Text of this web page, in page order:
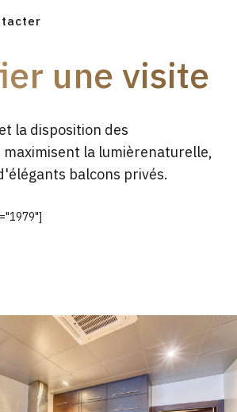
une visite
la disposition des
la lumièrenaturelle,
balcons privés.